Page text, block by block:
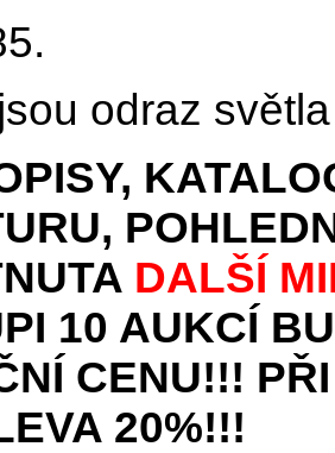
odraz
DALŠÍ
10 AUKCÍ
CENU!!!
20%!!!